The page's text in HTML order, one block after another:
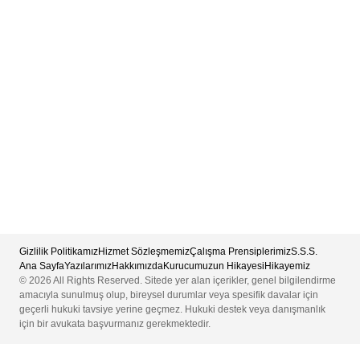
Gizlilik PolitikamızHizmet SözleşmemizÇalışma PrensiplerimizS.S.S.
Ana SayfaYazılarımızHakkımızdaKurucumuzun Hikayesi Hikayemiz
© 2026 All Rights Reserved. Sitede yer alan içerikler, genel bilgilendirme
amacıyla sunulmuş olup, bireysel durumlar veya spesifik davalar için
geçerli hukuki tavsiye yerine geçmez. Hukuki destek veya danışmanlık
için bir avukata başvurmanız gerekmektedir.